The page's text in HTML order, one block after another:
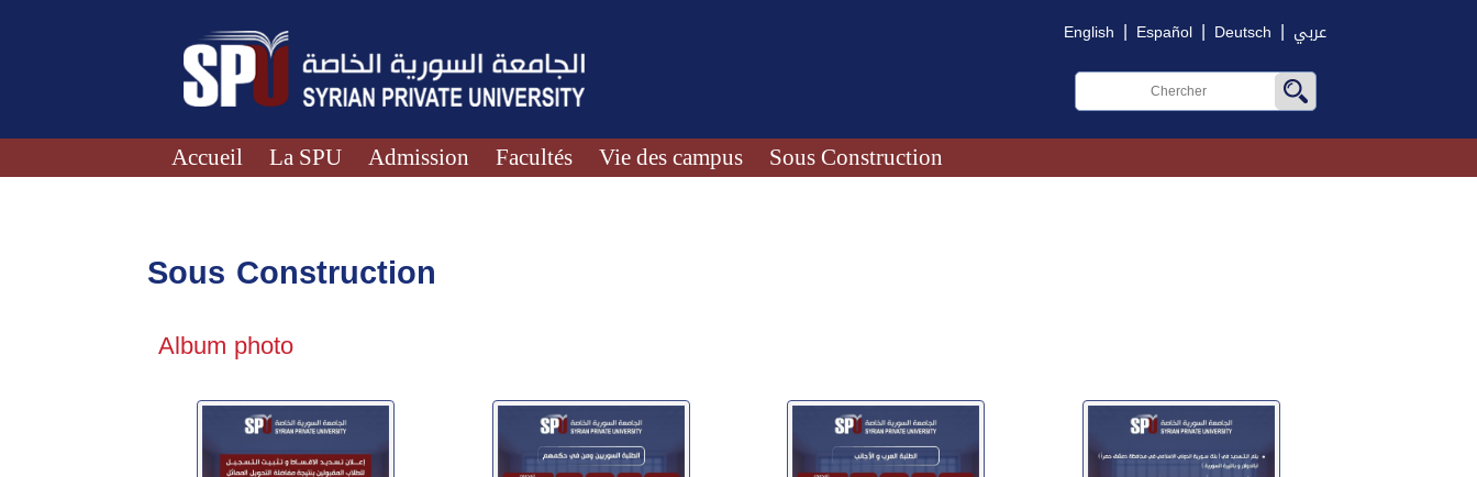
English | Español | Deutsch | عربي
Accueil La SPU Admission Facultés Vie des campus Sous Construction
Sous Construction
Album photo